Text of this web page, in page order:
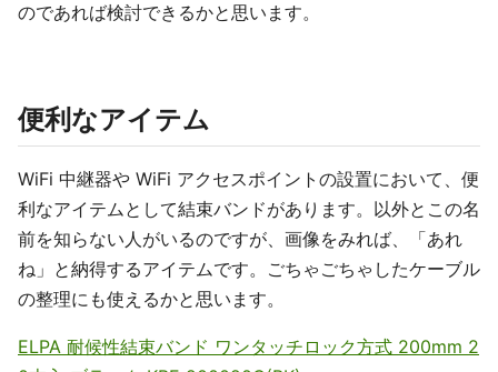
のであれば検討できるかと思います。
便利なアイテム
WiFi 中継器や WiFi アクセスポイントの設置において、便
利なアイテムとして結束バンドがあります。以外とこの名
前を知らない人がいるのですが、画像をみれば、「あれ
ね」と納得するアイテムです。ごちゃごちゃしたケーブル
の整理にも使えるかと思います。
ELPA 耐候性結束バンド ワンタッチロック方式 200mm 2